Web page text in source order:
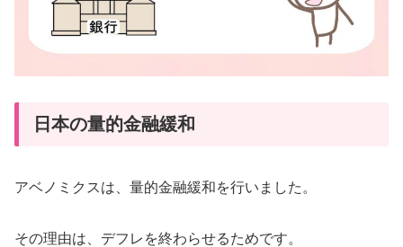
日本の量的金融緩和
アベノミクスは、量的金融緩和を行いました。
その理由は、デフレを終わらせるためです。